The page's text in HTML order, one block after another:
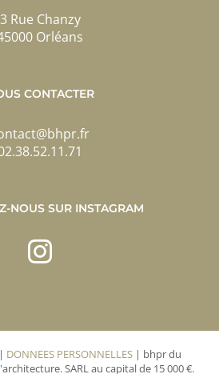
3 Rue Chanzy
Orléans
CONTACTER
NOUS SUR INSTAGRAM
| DONNEES PERSONNELLES | bhpr du
SARL au capital de 15 000 €.